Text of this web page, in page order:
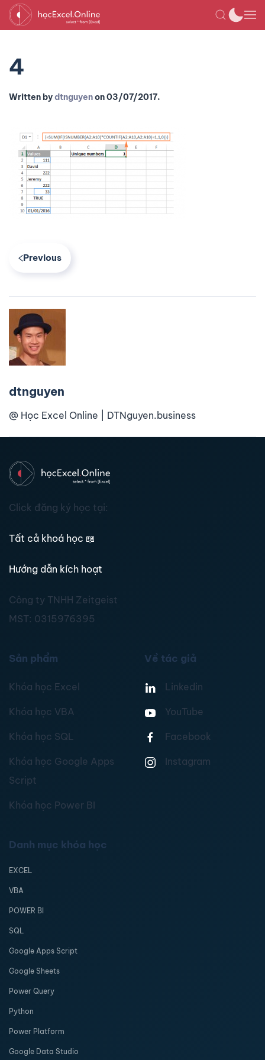
4
Written bydtnguyenon03/07/2017.
Previous
dtnguyen
@ Học Excel Online | DTNguyen.business
Click đăng ký học tại:
Tất cả khoá học 📖
Hướng dẫn kích hoạt
Công ty TNHH Zeitgeist
MST: 0315976395
Sản phẩm
Khóa học Excel
Khóa học VBA
Khóa học SQL
Khóa học Google Apps
Script
Khóa học Power BI
Về tác giả
Linkedin
YouTube
Facebook
Instagram
Danh mục khóa học
EXCEL
VBA
POWER BI
SQL
Google Apps Script
Google Sheets
Power Query
Python
Power Platform
Google Data Studio